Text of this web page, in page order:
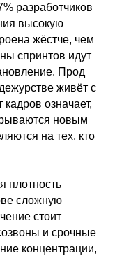
разработчиков
высокую
жёстче, чем
спринтов идут
Прод
живёт с
означает,
новым
на тех, кто
плотность
сложную
стоит
и срочные
концентрации,